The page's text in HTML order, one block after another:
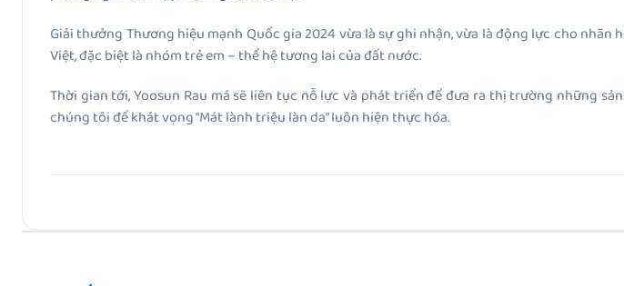
Giải thưởng Thương hiệu mạnh Quốc gia 2024 vừa là sự ghi nhận, vừa là động lực cho
Việt, đặc biệt là nhóm trẻ em – thế hệ tương lai của đất nước.
Thời gian tới, Yoosun Rau má sẽ liên tục nỗ lực và phát triển để đưa ra thị trường những
chúng tôi để khát vọng “Mát lành triệu làn da” luôn hiện thực hóa.